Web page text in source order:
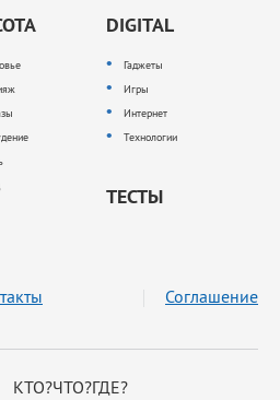
DIGITAL
Гаджеты
Игры
Интернет
Технологии
ТЕСТЫ
Соглашение